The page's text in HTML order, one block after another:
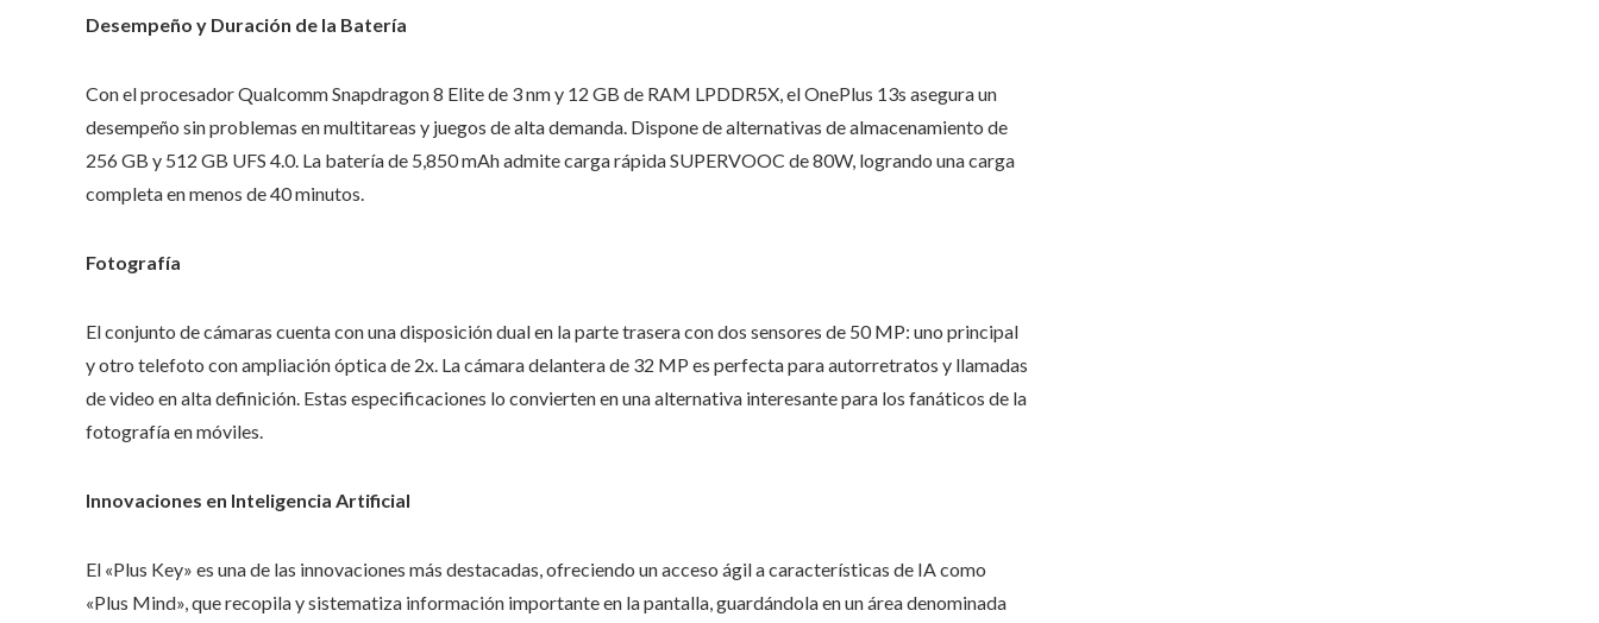
Desempeño y Duración de la Batería
Con el procesador Qualcomm Snapdragon 8 Elite de 3 nm y 12 GB de RAM LPDDR5X, el OnePlus 13s asegura un
desempeño sin problemas en multitareas y juegos de alta demanda. Dispone de alternativas de almacenamiento de
256 GB y 512 GB UFS 4.0. La batería de 5,850 mAh admite carga rápida SUPERVOOC de 80W, logrando una carga
completa en menos de 40 minutos.
Fotografía
El conjunto de cámaras cuenta con una disposición dual en la parte trasera con dos sensores de 50 MP: uno principal
y otro telefoto con ampliación óptica de 2x. La cámara delantera de 32 MP es perfecta para autorretratos y llamadas
de video en alta definición. Estas especificaciones lo convierten en una alternativa interesante para los fanáticos de la
fotografía en móviles.
Innovaciones en Inteligencia Artificial
El «Plus Key» es una de las innovaciones más destacadas, ofreciendo un acceso ágil a características de IA como
«Plus Mind», que recopila y sistematiza información importante en la pantalla, guardándola en un área denominada